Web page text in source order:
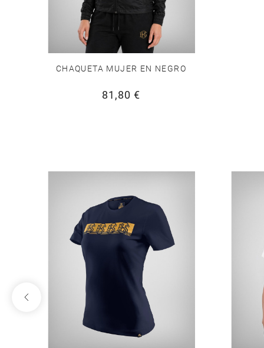
CHAQUETA MUJER EN NEGRO
81,80 €